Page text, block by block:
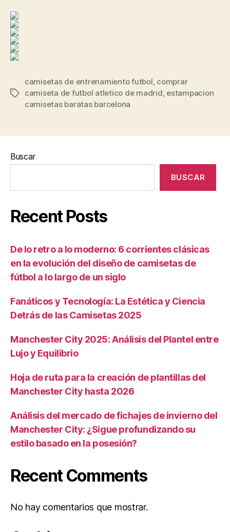
Etiquetas
camisetas de entrenamiento futbol, comprar
camiseta de futbol atletico de madrid, estampacion
camisetas baratas barcelona
Buscar
BUSCAR
Recent Posts
De lo retro a lo moderno: 6 corrientes clásicas
en la evolución del diseño de camisetas de
fútbol a lo largo de un siglo
Fanáticos y Tecnología: La Estética y Ciencia
Detrás de las Camisetas 2025
Manchester City 2025: Análisis del Plantel entre
Lujo y Equilibrio
Hoja de ruta para la creación de plantillas del
Manchester City hasta 2026
Análisis del mercado de fichajes de invierno del
Manchester City: ¿Sigue profundizando su
estilo basado en la posesión?
Recent Comments
No hay comentarios que mostrar.